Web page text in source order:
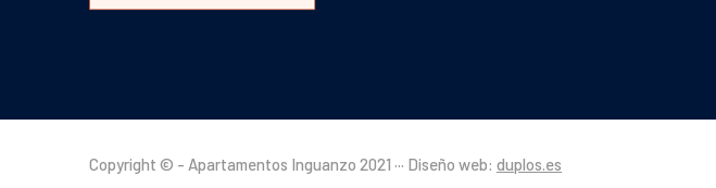
Copyright © - Apartamentos Inguanzo 2021 ··· Diseño web: duplos.es